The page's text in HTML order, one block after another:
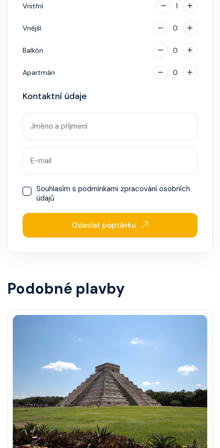
Vnitřní 1
Vnější 0
Balkón 0
Apartmán 0
Kontaktní údaje
Souhlasím s podmínkami zpracování osobních
údajů
Odeslat poptávku
Podobné plavby